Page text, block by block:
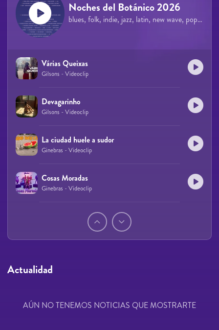
Noches del Botánico 2026
blues, folk, indie, jazz, latin, new wave, pop, rock
Várias Queixas
Gilsons - Videoclip
Devagarinho
Gilsons - Videoclip
La ciudad huele a sudor
Ginebras - Videoclip
Cosas Moradas
Ginebras - Videoclip
Actualidad
AÚN NO TENEMOS NOTICIAS QUE MOSTRARTE